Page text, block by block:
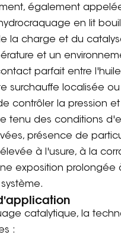
également
en lit
la charge et du
et un
parfait entre
surchauffe localisée
contrôler la pression
tenu des conditions
présence de
à l'usure, à la
exposition prolongée
catalytique, la
: